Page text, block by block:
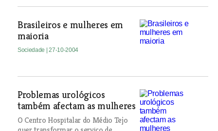
Brasileiros e mulheres em
maioria
Sociedade | 27-10-2004
Problemas urológicos
também afectam as mulheres
O Centro Hospitalar do Médio Tejo